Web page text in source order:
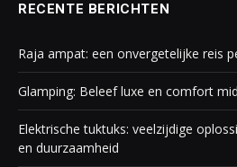
RECENTE BERICHTEN
Raja ampat: een onvergetelijke reis
Glamping: Beleef luxe en comfort
Elektrische tuktuks: veelzijdige
en duurzaamheid